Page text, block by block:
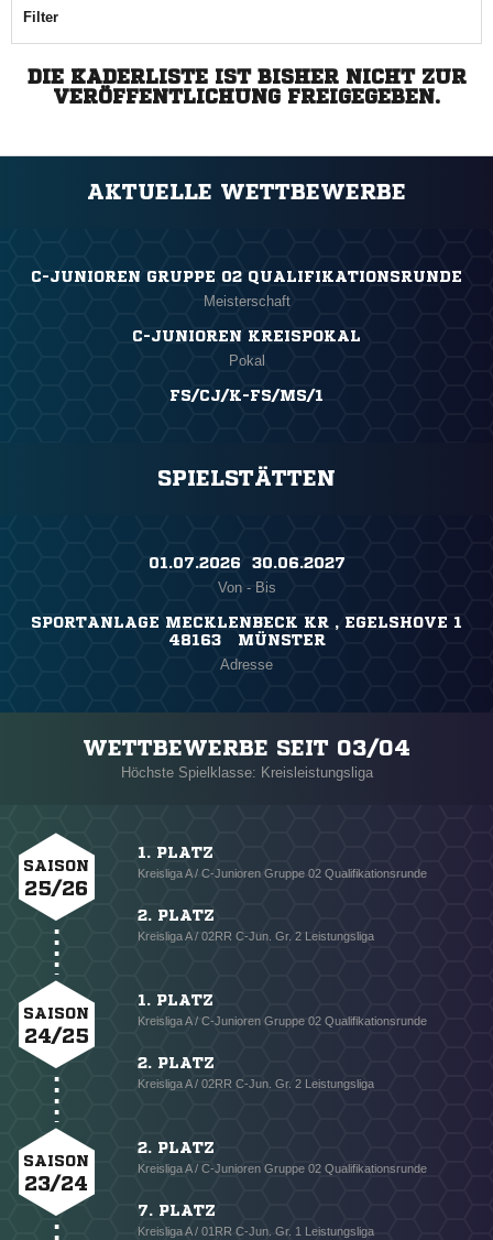
Filter
DIE KADERLISTE IST BISHER NICHT ZUR
VERÖFFENTLICHUNG FREIGEGEBEN.
AKTUELLE WETTBEWERBE
C-JUNIOREN GRUPPE 02 QUALIFIKATIONSRUNDE
Meisterschaft
C-JUNIOREN KREISPOKAL
Pokal
FS/CJ/K-FS/MS/1
SPIELSTÄTTEN
01.07.2026 ​ 30.06.2027
Von - Bis
SPORTANLAGE MECKLENBECK KR , EGELSHOVE 1
48163 MÜNSTER
Adresse
WETTBEWERBE SEIT 03/04
Höchste Spielklasse: Kreisleistungsliga
SAISON
25/26
1. PLATZ
Kreisliga A / C-Junioren Gruppe 02 Qualifikationsrunde
2. PLATZ
Kreisliga A / 02RR C-Jun. Gr. 2 Leistungsliga
SAISON
24/25
1. PLATZ
Kreisliga A / C-Junioren Gruppe 02 Qualifikationsrunde
2. PLATZ
Kreisliga A / 02RR C-Jun. Gr. 2 Leistungsliga
SAISON
23/24
2. PLATZ
Kreisliga A / C-Junioren Gruppe 02 Qualifikationsrunde
7. PLATZ
Kreisliga A / 01RR C-Jun. Gr. 1 Leistungsliga